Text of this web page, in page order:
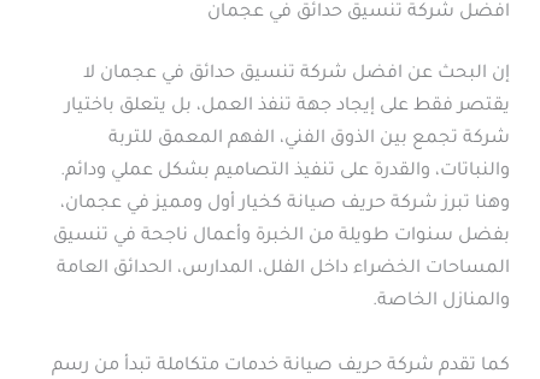
افضل شركة تنسيق حدائق في عجمان
إن البحث عن افضل شركة تنسيق حدائق في عجمان لا
يقتصر فقط على إيجاد جهة تنفذ العمل، بل يتعلق باختيار
شركة تجمع بين الذوق الفني، الفهم المعمق للتربة
والنباتات، والقدرة على تنفيذ التصاميم بشكل عملي ودائم.
وهنا تبرز شركة حريف صيانة كخيار أول ومميز في عجمان،
بفضل سنوات طويلة من الخبرة وأعمال ناجحة في تنسيق
المساحات الخضراء داخل الفلل، المدارس، الحدائق العامة
والمنازل الخاصة.
كما تقدم شركة حريف صيانة خدمات متكاملة تبدأ من رسم